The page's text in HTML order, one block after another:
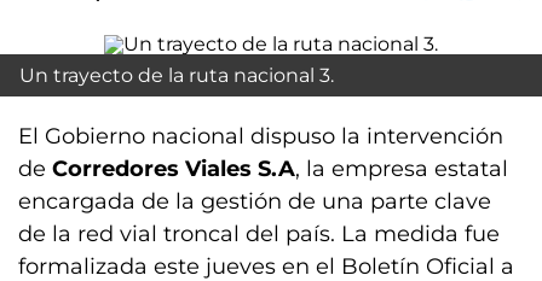
Un trayecto de la ruta nacional 3.
El Gobierno nacional dispuso la intervención
de Corredores Viales S.A, la empresa estatal
encargada de la gestión de una parte clave
de la red vial troncal del país. La medida fue
formalizada este jueves en el Boletín Oficial a